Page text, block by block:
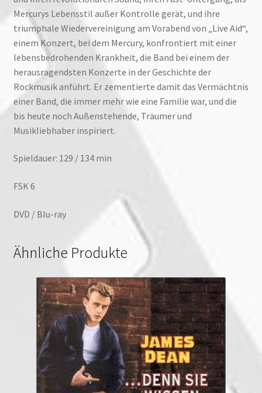
Mercurys Lebensstil außer Kontrolle gerät, und ihre
triumphale Wiedervereinigung am Vorabend von „Live Aid“,
einem Konzert, bei dem Mercury, konfrontiert mit einer
lebensbedrohenden Krankheit, die Band bei einem der
herausragendsten Konzerte in der Geschichte der
Rockmusik anführt. Er zementierte damit das Vermächtnis
einer Band, die immer mehr wie eine Familie war, und die
bis heute noch Außenstehende, Träumer und
Musikliebhaber inspiriert.
Spieldauer: 129 / 134 min
FSK 6
DVD / Blu-ray
Ähnliche Produkte